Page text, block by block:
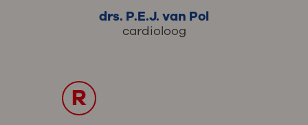
drs. P.E.J. van Pol
cardioloog
R